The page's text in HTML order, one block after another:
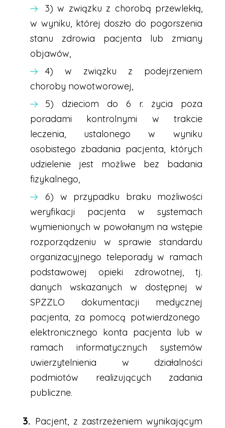
3) w związku z chorobą przewlekłą,
w wyniku, której doszło do pogorszenia
stanu zdrowia pacjenta lub zmiany
objawów,
4) w związku z podejrzeniem
choroby nowotworowej,
5) dzieciom do 6 r. życia poza
poradami kontrolnymi w trakcie
leczenia, ustalonego w wyniku
osobistego zbadania pacjenta, których
udzielenie jest możliwe bez badania
fizykalnego,
6) w przypadku braku możliwości
weryfikacji pacjenta w systemach
wymienionych w powołanym na wstępie
rozporządzeniu w sprawie standardu
organizacyjnego teleporady w ramach
podstawowej opieki zdrowotnej, tj.
danych wskazanych w dostępnej w
SPZZLO dokumentacji medycznej
pacjenta, za pomocą potwierdzonego
elektronicznego konta pacjenta lub w
ramach informatycznych systemów
uwierzytelnienia w działalności
podmiotów realizujących zadania
publiczne.
Pacjent, z zastrzeżeniem wynikającym